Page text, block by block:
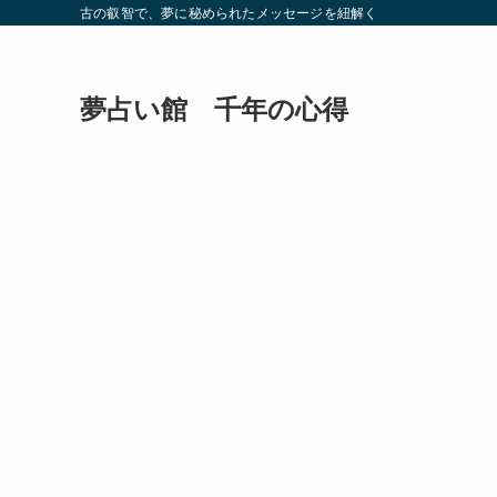
古の叡智で、夢に秘められたメッセージを紐解く
夢占い館 千年の心得